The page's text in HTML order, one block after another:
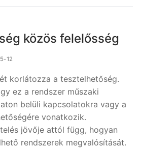
közös felelősség
12
korlátozza a tesztelhetőség.
ez a rendszer műszaki
belüli kapcsolatokra vagy a
vonatkozik.
jövője attól függ, hogyan
rendszerek megvalósítását.